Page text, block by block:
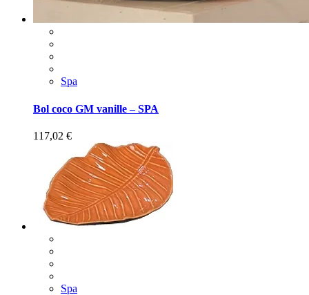
Spa
Bol coco GM vanille – SPA
117,02 €
Spa